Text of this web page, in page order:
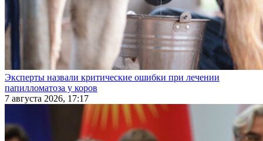
Эксперты назвали критические ошибки при лечении
папилломатоза у коров
7 августа 2026, 17:17